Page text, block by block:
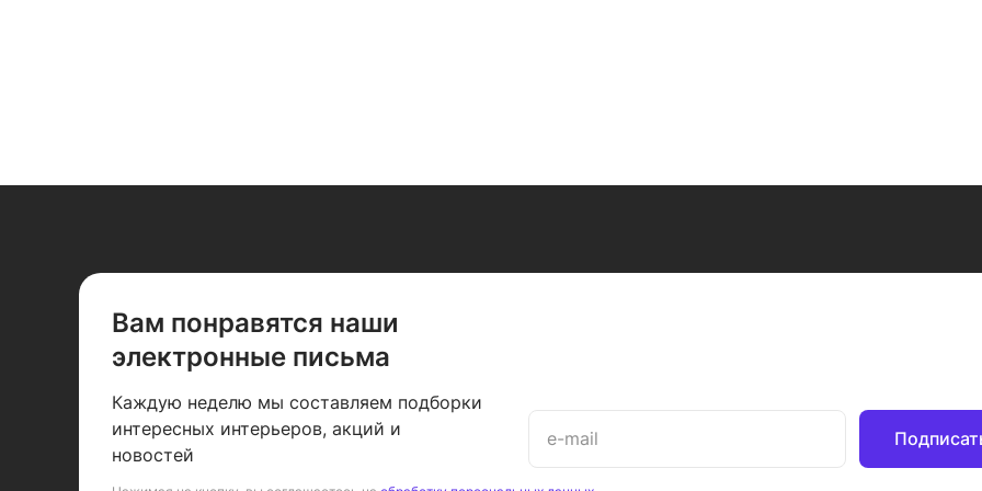
Вам понравятся наши
электронные письма
Каждую неделю мы составляем подборки
интересных интерьеров, акций и
новостей